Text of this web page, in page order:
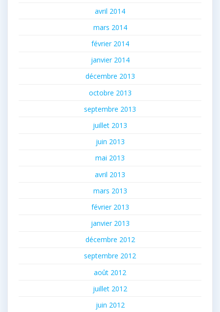
avril 2014
mars 2014
février 2014
janvier 2014
décembre 2013
octobre 2013
septembre 2013
juillet 2013
juin 2013
mai 2013
avril 2013
mars 2013
février 2013
janvier 2013
décembre 2012
septembre 2012
août 2012
juillet 2012
juin 2012